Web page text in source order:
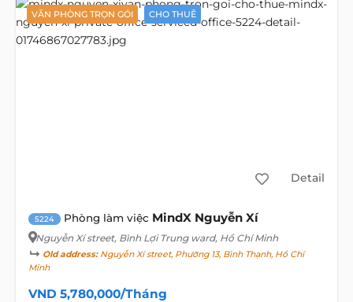
VĂN PHÒNG TRỌN GÓI CHO THUÊ
Detail
5224 Phòng làm việc MindX Nguyễn Xí
Nguyễn Xí street, Bình Lợi Trung ward, Hồ Chí Minh
Old address:Nguyễn Xí street, Phường 13, Bình Thạnh, Hồ Chí
Minh
VND 5,780,000/Tháng